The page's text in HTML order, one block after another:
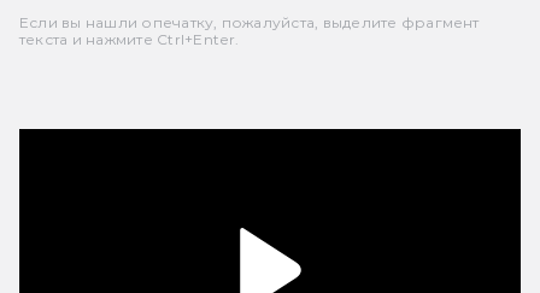
Если вы нашли опечатку, пожалуйста, выделите фрагмент
текста и нажмите Ctrl+Enter.